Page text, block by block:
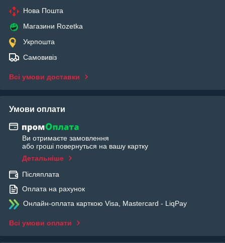
Нова Пошта
Магазини Rozetka
Укрпошта
Самовивіз
Всі умови доставки
Умови оплати
Ви отримаєте замовлення
або гроші повернуться на вашу картку
Детальніше
Післяплата
Оплата на рахунок
Онлайн-оплата карткою Visa, Mastercard - LiqPay
Всі умови оплати